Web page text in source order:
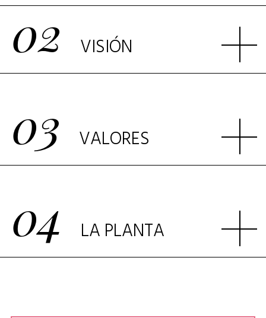
02 VISIÓN
03 VALORES
04 LA PLANTA